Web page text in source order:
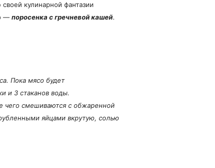
кулинарной фантазии
— поросенка с гречневой кашей.
Пока мясо будет
и 3 стаканов воды.
чего смешиваются с обжаренной
яйцами вкрутую, солью